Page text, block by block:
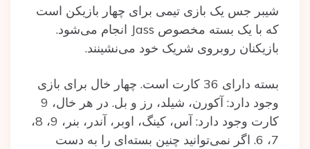
شیبر جس یک بازی تیمی برای چهار بازیکن است
که با یک بسته‌ مخصوص Jass انجام می‌شود.
بازیکنان روبروی شریک خود می‌نشینند.
بسته‌ دارای 36 کارت است. چهار خال برای بازی
وجود دارد: آکورن، شیلد، رز و بل. در هر خال، 9
کارت وجود دارد: آس، کینگ، اوبر، آندر، بنر، 9، 8،
7، 6. اگر نمی‌توانید چنین بسته‌ای را به دست